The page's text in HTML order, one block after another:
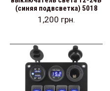
(синяя подвсветка) 5018
1,200 грн.